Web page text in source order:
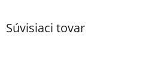
Súvisiaci tovar